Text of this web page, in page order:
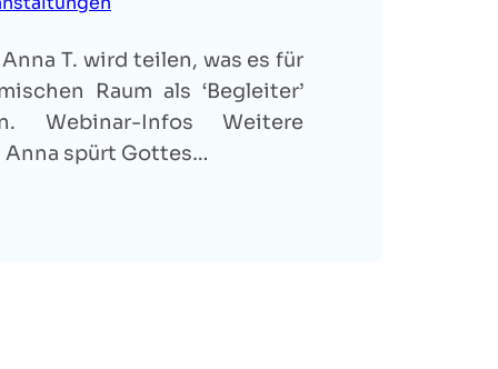
T. wird teilen, was es für
Raum als ‘Begleiter’
Webinar-Infos Weitere
spürt Gottes…